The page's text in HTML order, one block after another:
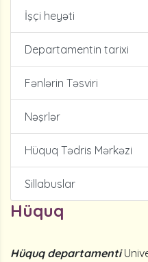
İşçi heyəti
Departamentin tarixi
Fənlərin Təsviri
Nəşrlər
Hüquq Tədris Mərkəzi
Sillabuslar
Hüquq
Hüquq departamenti